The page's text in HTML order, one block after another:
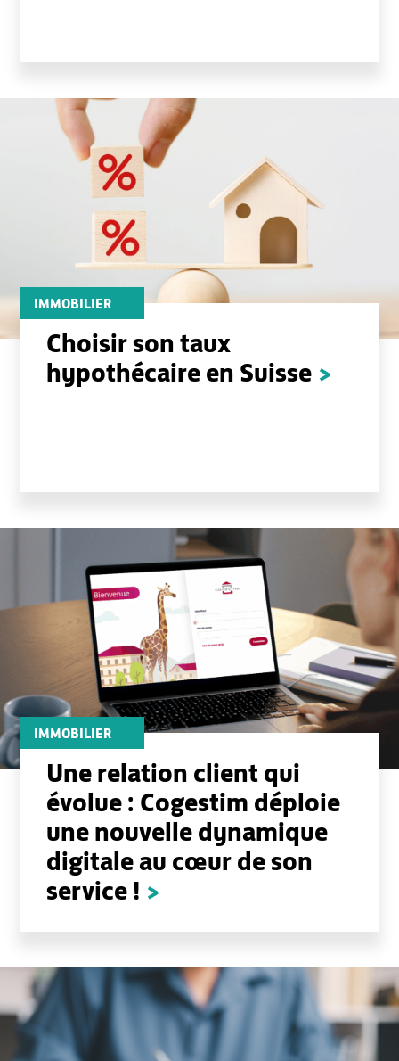
IMMOBILIER
Choisir son taux
hypothécaire en Suisse >
IMMOBILIER
Une relation client qui
évolue : Cogestim déploie
une nouvelle dynamique
digitale au cœur de son
service ! >